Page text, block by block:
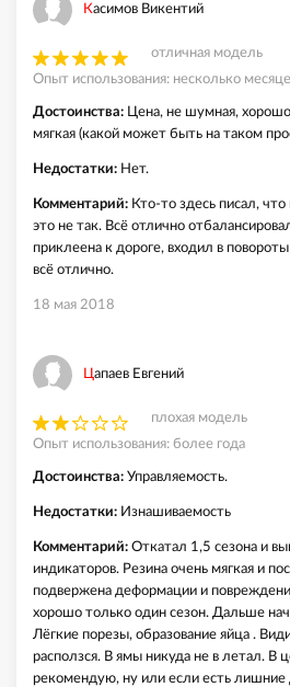
Касимов Викентий
отличная модель
Опыт использования: несколько
Достоинства: Цена, не шумная, хорошо
мягкая (какой может быть на таком
Недостатки: Нет.
Комментарий: Кто-то здесь писал,
это не так. Всё отлично
приклеена к дороге, входил в
всё отлично.
18 мая 2018
Цапаев Евгений
плохая модель
Опыт использования: более года
Достоинства: Управляемость.
Недостатки: Изнашиваемость
Комментарий: Откатал 1,5 сезона и
индикаторов. Резина очень мягкая и
подвержена деформации и
хорошо только один сезон. Дальше
Лёгкие порезы, образование яйца .
расползся. В ямы никуда не в летал. В
рекомендую, ну или если есть лишние